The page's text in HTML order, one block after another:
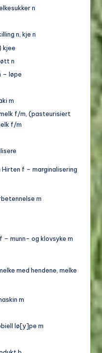
n
n, kje n
kjee
n
– løpe
m
f/m, (pasteurisiert
f/m
Hirten f – marginalisering
m
– munn- og klovsyke m
med hendene, melke
m
lø[y]pe m